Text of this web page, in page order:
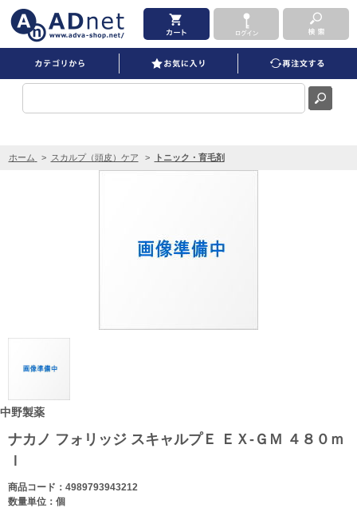
ホーム > スカルプ（頭皮）ケア > トニック・育毛剤
中野製薬
ナカノ フォリッジ スキャルプＥ ＥＸ-ＧＭ ４８０ｍ
商品コード：4989793943212
数量単位：個